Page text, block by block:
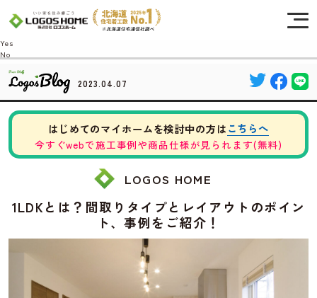
2023.04.07
はじめてのマイホームを検討中の方はこちらへ
今すぐwebで施工事例や商品仕様が見られます(無料)
LOGOS HOME
1LDKとは？間取りタイプとレイアウトのポイン
ト、事例をご紹介！
Cookie を使用して、お客様の活動を追跡してもよろしいですか? 当社ではお客様の
プライバシーを極めて重視しています。詳細について、およびご質問がある場合
は、当社のプライバシーポリシーをご覧ください。
Yes
No